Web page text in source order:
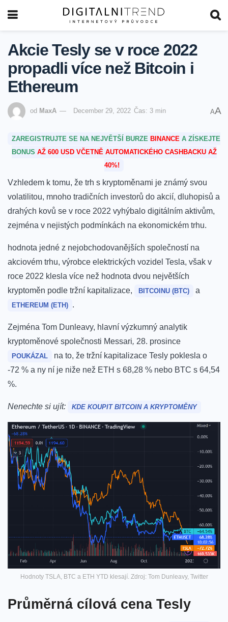
Akcie Tesly se v roce 2022
propadli více než Bitcoin i
Ethereum
od MaxA December 29, 2022 Čas: 3 min AA
ZAREGISTRUJTE SE NA NEJVĚTŠÍ BURZE BINANCE A ZÍSKEJTE
BONUS AŽ 600 USD VČETNĚ AUTOMATICKÉHO CASHBACKU AŽ
40%!
Vzhledem k tomu, že trh s kryptoměnami je známý svou
volatilitou, mnoho tradičních investorů do akcií, dluhopisů a
drahých kovů se v roce 2022 vyhýbalo digitálním aktivům,
zejména v nejistých podmínkách na ekonomickém trhu.
hodnota jedné z nejobchodovanějších společností na
akciovém trhu, výrobce elektrických vozidel Tesla, však v
roce 2022 klesla více než hodnota dvou největších
kryptoměn podle tržní kapitalizace,
BITCOINU (BTC) a
ETHEREUM (ETH) .
Zejména Tom Dunleavy, hlavní výzkumný analytik
kryptoměnové společnosti Messari, 28. prosince
POUKÁZAL
na to, že tržní kapitalizace Tesly poklesla o
-72 % a ny ní je niže než ETH s 68,28 % nebo BTC s 64,54
%.
Nenechte si ujít: KDE KOUPIT BITCOIN A KRYPTOMĚNY
Hodnoty TSLA, BTC a ETH YTD klesají. Zdroj: Tom Dunleavy, Twitter
Průměrná cílová cena Tesly